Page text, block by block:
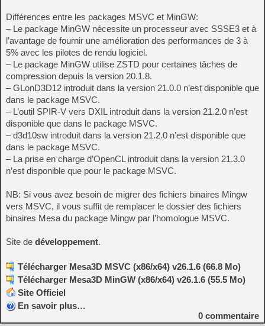
Différences entre les packages MSVC et MinGW:
– Le package MinGW nécessite un processeur avec SSSE3 et à
l’avantage de fournir une amélioration des performances de 3 à
5% avec les pilotes de rendu logiciel.
– Le package MinGW utilise ZSTD pour certaines tâches de
compression depuis la version 20.1.8.
– GLonD3D12 introduit dans la version 21.0.0 n’est disponible que
dans le package MSVC.
– L’outil SPIR-V vers DXIL introduit dans la version 21.2.0 n’est
disponible que dans le package MSVC.
– d3d10sw introduit dans la version 21.2.0 n’est disponible que
dans le package MSVC.
– La prise en charge d’OpenCL introduit dans la version 21.3.0
n’est disponible que pour le package MSVC.
NB: Si vous avez besoin de migrer des fichiers binaires Mingw
vers MSVC, il vous suffit de remplacer le dossier des fichiers
binaires Mesa du package Mingw par l’homologue MSVC.
Site de développement.
Télécharger Mesa3D MSVC (x86/x64) v26.1.6 (66.8 Mo)
Télécharger Mesa3D MinGW (x86/x64) v26.1.6 (55.5 Mo)
Site Officiel
En savoir plus…
0 commentaire